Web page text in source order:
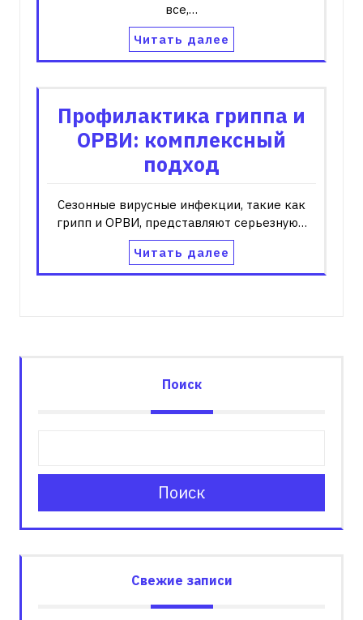
все‚…
Читать далее
Профилактика гриппа и
ОРВИ: комплексный
подход
Сезонные вирусные инфекции, такие как
грипп и ОРВИ, представляют серьезную…
Читать далее
Поиск
Поиск
Свежие записи